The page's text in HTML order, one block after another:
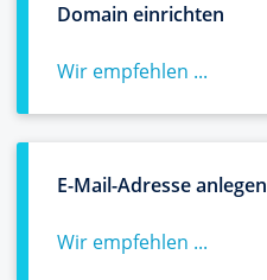
Domain einrichten
Wir empfehlen ...
E-Mail-Adresse anlegen
Wir empfehlen ...